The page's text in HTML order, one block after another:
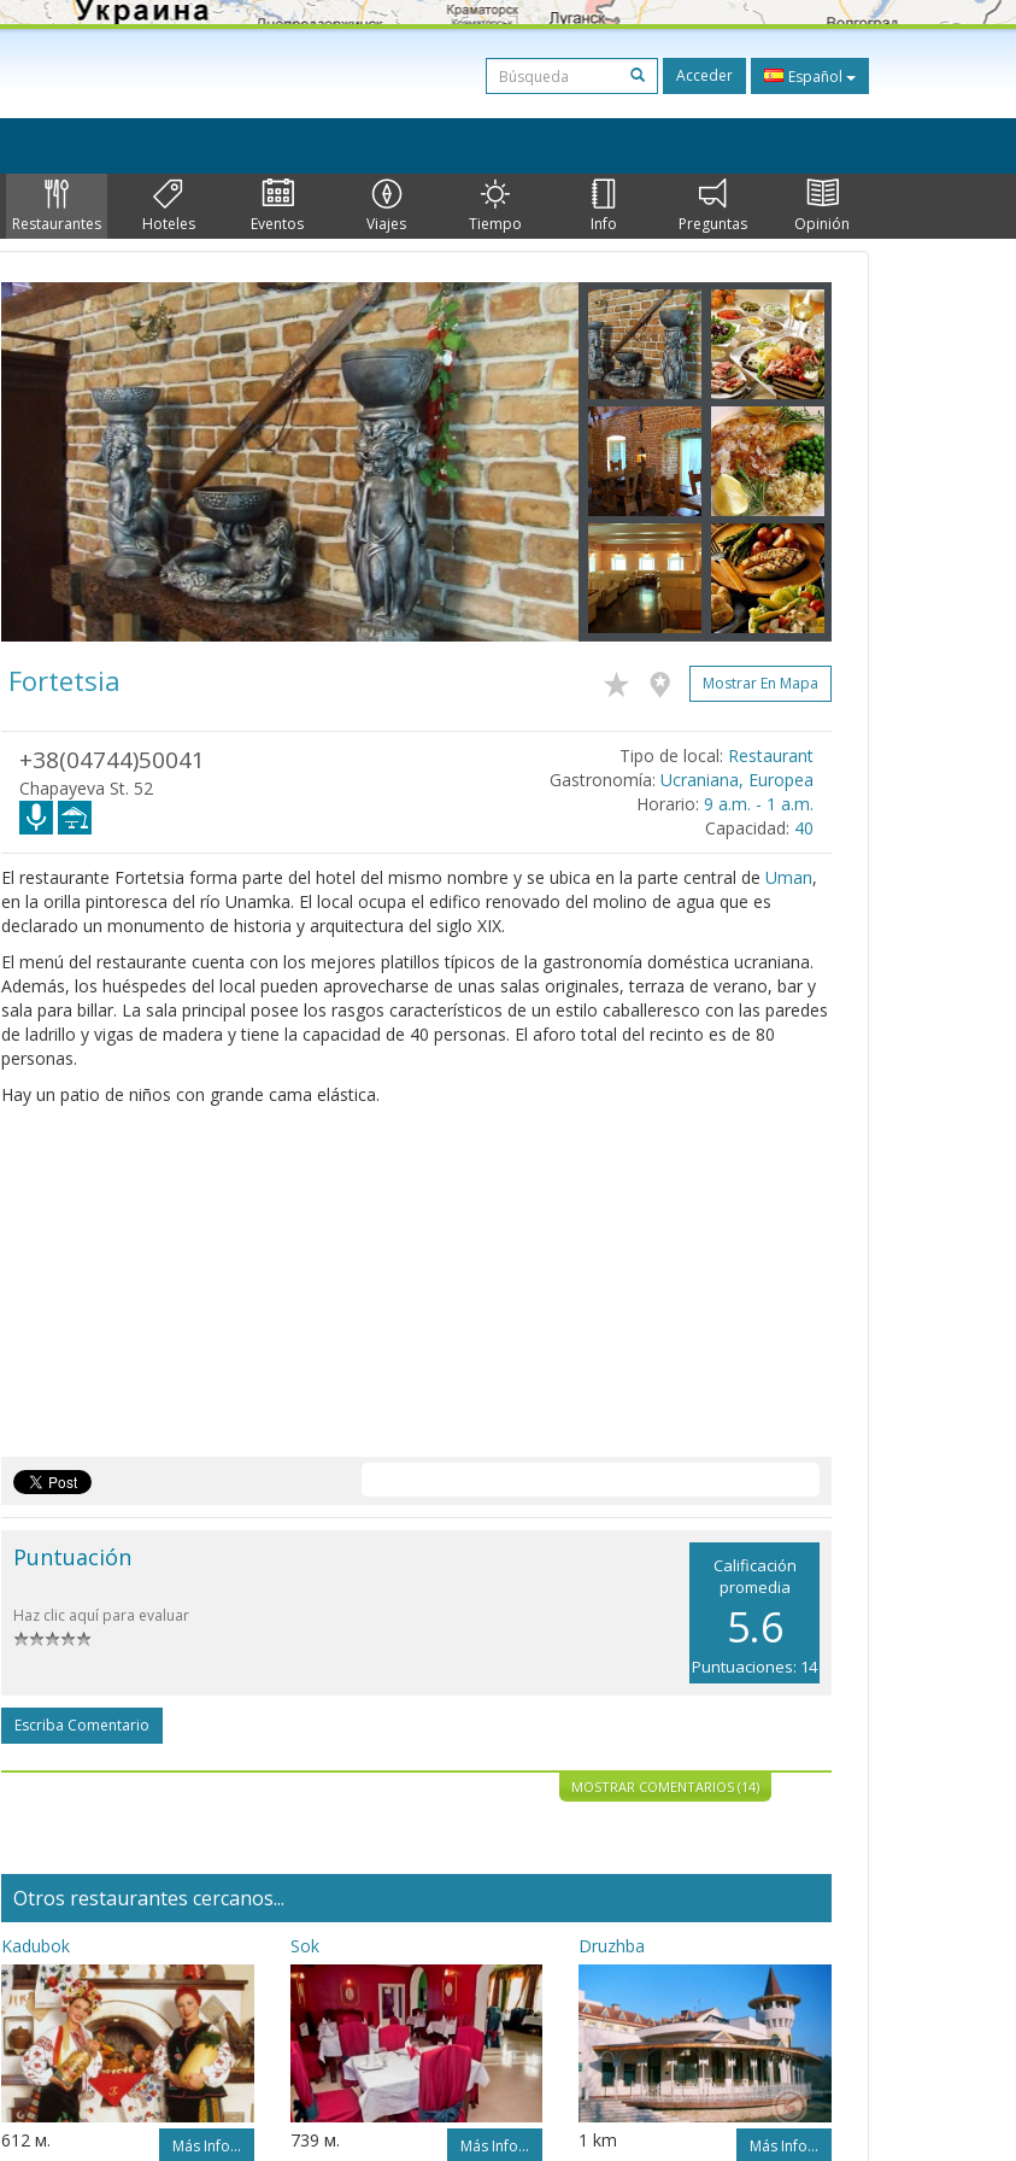
Acceder Español
Restaurantes Hoteles Eventos Viajes Tiempo Info Preguntas Opinión
Fortetsia Mostrar En Mapa
+38(04744)50041
Chapayeva St. 52
Tipo de local: Restaurant
Gastronomía: Ucraniana, Europea
Horario: 9 a.m. - 1 a.m.
Capacidad: 40
El restaurante Fortetsia forma parte del hotel del mismo nombre y se ubica en la parte central de Uman,
en la orilla pintoresca del río Unamka. El local ocupa el edifico renovado del molino de agua que es
declarado un monumento de historia y arquitectura del siglo XIX.
El menú del restaurante cuenta con los mejores platillos típicos de la gastronomía doméstica ucraniana.
Además, los huéspedes del local pueden aprovecharse de unas salas originales, terraza de verano, bar y
sala para billar. La sala principal posee los rasgos característicos de un estilo caballeresco con las paredes
de ladrillo y vigas de madera y tiene la capacidad de 40 personas. El aforo total del recinto es de 80
personas.
Hay un patio de niños con grande cama elástica.
Calificación
promedia
5.6
Puntuaciones: 14
Puntuación
Haz clic aquí para evaluar
Escriba Comentario
MOSTRAR COMENTARIOS (14)
Otros restaurantes cercanos...
Kadubok
612 м. Más Info...
Sok
739 м. Más Info...
Druzhba
1 km Más Info...